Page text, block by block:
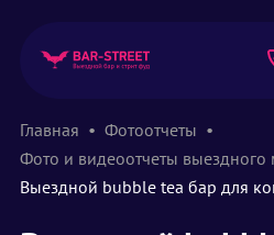
Главная
Фотоотчеты
Фото и видеоотчеты выездного
Выездной bubble tea бар для